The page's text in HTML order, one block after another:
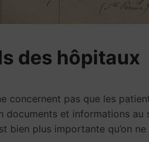
des hôpitaux
concernent pas que les
documents et informations
bien plus importante qu’on